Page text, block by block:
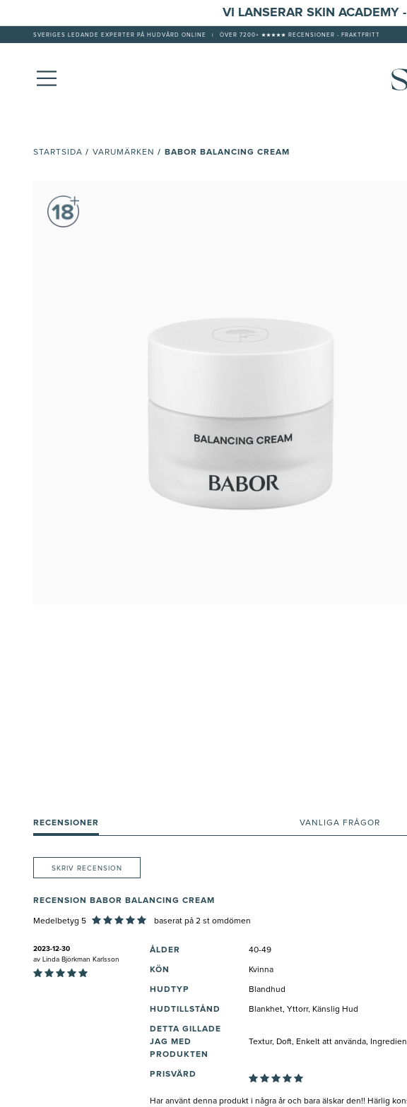
VI LANSERAR SKIN ACADEMY
SVERIGES LEDANDE EXPERTER PÅ HUDVÅRD ONLINE ÖVER 7200+ ★★★★★ RECENSIONER - FRAKTFRITT
STARTSIDA / VARUMÄRKEN / BABOR BALANCING CREAM
RECENSIONER VANLIGA FRÅGOR
SKRIV RECENSION
RECENSION BABOR BALANCING CREAM
Medelbetyg 5 baserat på 2 st omdömen
2023-12-30
av Linda Björkman Karlsson
ÅLDER 40-49
KÖN Kvinna
HUDTYP Blandhud
HUDTILLSTÅND Blankhet, Yttorr, Känslig Hud
DETTA GILLADE
JAG MED
PRODUKTEN
Textur, Doft, Enkelt att använda,
PRISVÄRD
Har använt denna produkt i några år och bara älskar den!! Härlig